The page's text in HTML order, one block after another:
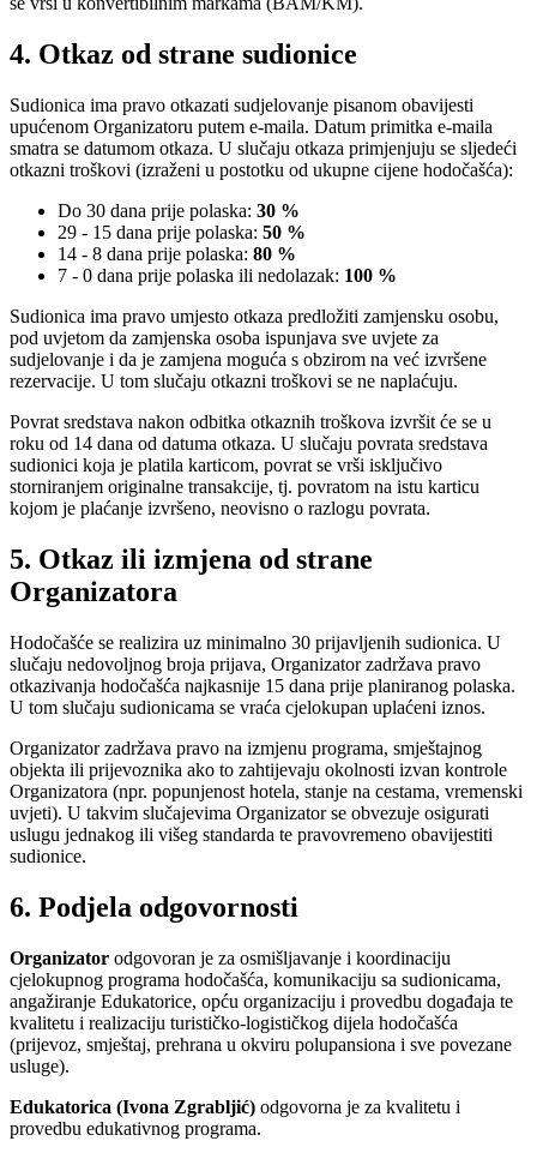
4. Otkaz od strane sudionice
Sudionica ima pravo otkazati sudjelovanje pisanom obavijesti
upućenom Organizatoru putem e-maila. Datum primitka e-maila
smatra se datumom otkaza. U slučaju otkaza primjenjuju se sljedeći
otkazni troškovi (izraženi u postotku od ukupne cijene hodočašća):
Do 30 dana prije polaska: 30 %
29 - 15 dana prije polaska: 50 %
14 - 8 dana prije polaska: 80 %
7 - 0 dana prije polaska ili nedolazak: 100 %
Sudionica ima pravo umjesto otkaza predložiti zamjensku osobu,
pod uvjetom da zamjenska osoba ispunjava sve uvjete za
sudjelovanje i da je zamjena moguća s obzirom na već izvršene
rezervacije. U tom slučaju otkazni troškovi se ne naplaćuju.
Povrat sredstava nakon odbitka otkaznih troškova izvršit će se u
roku od 14 dana od datuma otkaza. U slučaju povrata sredstava
sudionici koja je platila karticom, povrat se vrši isključivo
storniranjem originalne transakcije, tj. povratom na istu karticu
kojom je plaćanje izvršeno, neovisno o razlogu povrata.
5. Otkaz ili izmjena od strane
Organizatora
Hodočašće se realizira uz minimalno 30 prijavljenih sudionica. U
slučaju nedovoljnog broja prijava, Organizator zadržava pravo
otkazivanja hodočašća najkasnije 15 dana prije planiranog polaska.
U tom slučaju sudionicama se vraća cjelokupan uplaćeni iznos.
Organizator zadržava pravo na izmjenu programa, smještajnog
objekta ili prijevoznika ako to zahtijevaju okolnosti izvan kontrole
Organizatora (npr. popunjenost hotela, stanje na cestama, vremenski
uvjeti). U takvim slučajevima Organizator se obvezuje osigurati
uslugu jednakog ili višeg standarda te pravovremeno obavijestiti
sudionice.
6. Podjela odgovornosti
Organizator odgovoran je za osmišljavanje i koordinaciju
cjelokupnog programa hodočašća, komunikaciju sa sudionicama,
angažiranje Edukatorice, opću organizaciju i provedbu događaja te
kvalitetu i realizaciju turističko-logističkog dijela hodočašća
(prijevoz, smještaj, prehrana u okviru polupansiona i sve povezane
usluge).
Edukatorica (Ivona Zgrabljić) odgovorna je za kvalitetu i
provedbu edukativnog programa.